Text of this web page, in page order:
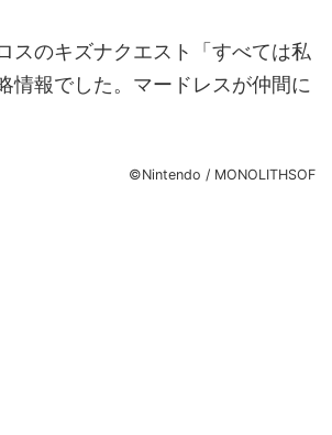
スのキズナクエスト「すべては私
情報でした。マードレスが仲間に
©Nintendo / MONOLITHSOF